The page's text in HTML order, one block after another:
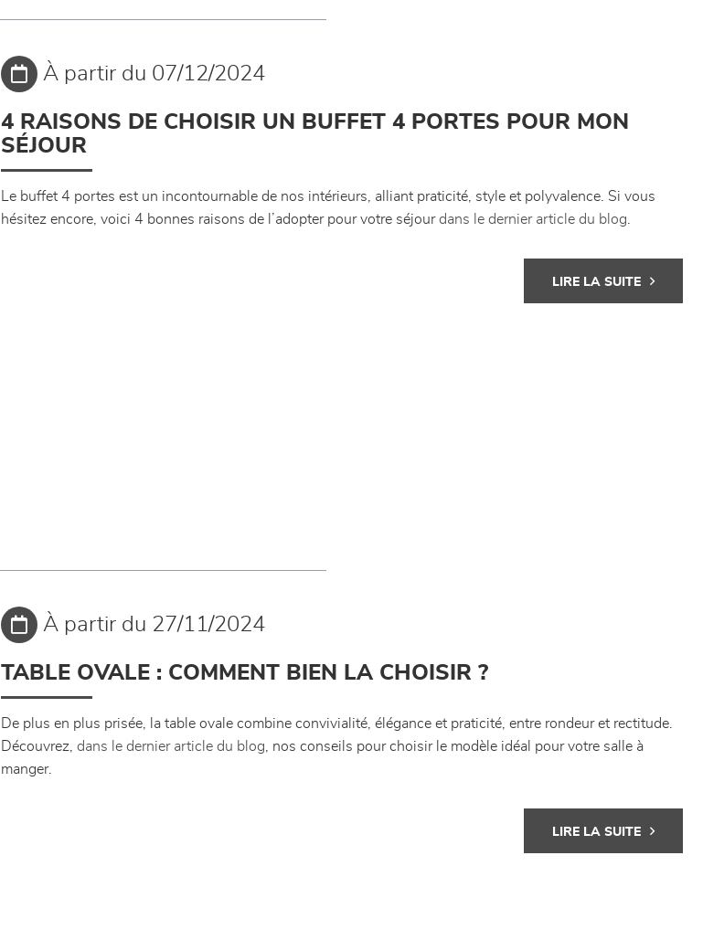
À partir du 07/12/2024
4 RAISONS DE CHOISIR UN BUFFET 4 PORTES POUR MON
SÉJOUR
Le buffet 4 portes est un incontournable de nos intérieurs, alliant praticité, style et polyvalence. Si vous
hésitez encore, voici 4 bonnes raisons de l’adopter pour votre séjourdans le dernier article du blog
LIRE LA SUITE
À partir du 27/11/2024
TABLE OVALE : COMMENT BIEN LA CHOISIR ?
De plus en plus prisée, la table ovale combine convivialité, élégance et praticité, entre rondeur et rectitude.
Découvrez,dans le dernier article du blog , nos conseils pour choisir le modèle idéal pour votre salle à
manger.
LIRE LA SUITE